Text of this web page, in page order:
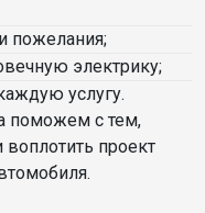
пожелания;
электрику;
услугу.
поможем с тем,
воплотить проект